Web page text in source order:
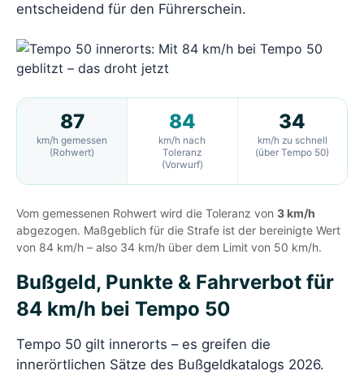
entscheidend für den Führerschein.
87
km/h gemessen
(Rohwert)
84
km/h nach
Toleranz
(Vorwurf)
34
km/h zu schnell
(über Tempo 50)
Vom gemessenen Rohwert wird die Toleranz von 3 km/h
abgezogen. Maßgeblich für die Strafe ist der bereinigte Wert
von 84 km/h – also 34 km/h über dem Limit von 50 km/h.
Bußgeld, Punkte & Fahrverbot für
84 km/h bei Tempo 50
Tempo 50 gilt innerorts – es greifen die
innerörtlichen Sätze des Bußgeldkatalogs 2026.